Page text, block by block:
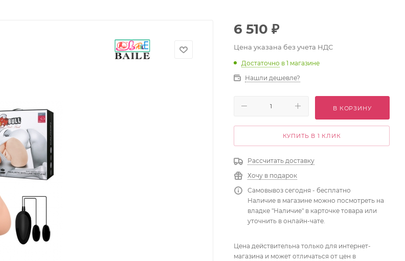
6 510 ₽
Цена указана без учета НДС
Достаточно в 1 магазине
Нашли дешевле?
В КОРЗИНУ
КУПИТЬ В 1 КЛИК
Рассчитать доставку
Хочу в подарок
Самовывоз сегодня - бесплатно
Наличие в магазине можно посмотреть на
владке "Наличие" в карточке товара или
уточнить в онлайн-чате.
Цена действительна только для интернет-
магазина и может отличаться от цен в